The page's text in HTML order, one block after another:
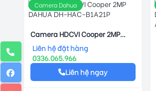
Camera Dahua
Camera HDCVI Cooper 2MP
DAHUA DH-HAC-B1A21P
Liên hệ đặt hàng
0336.065.966
Liên hệ ngay